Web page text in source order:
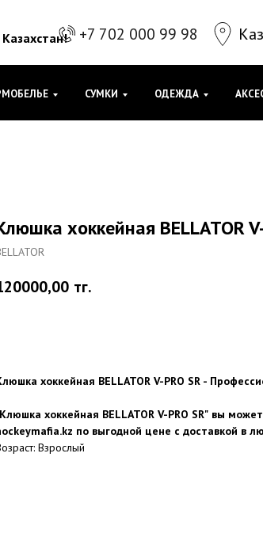
+7 702 000 99 98
СУМКИ ОДЕЖДА
хоккейная BELLATOR
тг.
хоккейная BELLATOR V-PRO SR -
хоккейная BELLATOR V-PRO SR" вы
по выгодной цене с доставкой в
Взрослый